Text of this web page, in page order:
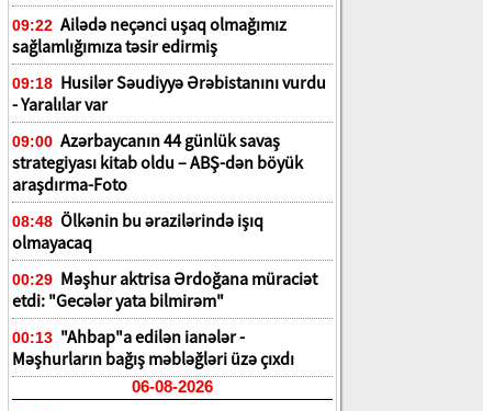
09:22 Ailədə neçənci uşaq olmağımız
sağlamlığımıza təsir edirmiş
09:18 Husilər Səudiyyə Ərəbistanını vurdu
- Yaralılar var
09:00 Azərbaycanın 44 günlük savaş
strategiyası kitab oldu – ABŞ-dən böyük
araşdırma-Foto
08:48 Ölkənin bu ərazilərində işıq
olmayacaq
00:29 Məşhur aktrisa Ərdoğana müraciət
etdi: "Gecələr yata bilmirəm"
00:13 "Ahbap"a edilən ianələr -
Məşhurların bağış məbləğləri üzə çıxdı
06-08-2026